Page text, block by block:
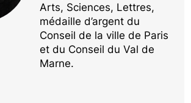
Arts, Sciences, Lettres,
médaille d’argent du
Conseil de la ville de Paris
et du Conseil du Val de
Marne.